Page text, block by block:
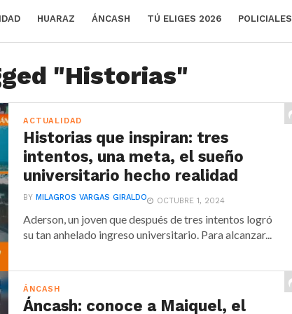
HUARAZ ÁNCASH TÚ ELIGES 2026 POLICIALES
"Historias"
ACTUALIDAD
Historias que inspiran: tres
intentos, una meta, el sueño
universitario hecho realidad
BYMILAGROS VARGAS GIRALDO OCTUBRE 1, 2024
Aderson, un joven que después de tres intentos logró
su tan anhelado ingreso universitario. Para alcanzar...
ÁNCASH
Áncash: conoce a Maiquel, el